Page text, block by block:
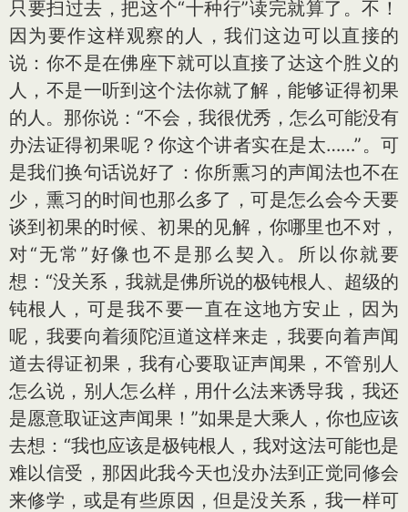
只要扫过去，把这个“十种行”读完就算了。不！
因为要作这样观察的人，我们这边可以直接的
说：你不是在佛座下就可以直接了达这个胜义的
人，不是一听到这个法你就了解，能够证得初果
的人。那你说：“不会，我很优秀，怎么可能没有
办法证得初果呢？你这个讲者实在是太……”。可
是我们换句话说好了：你所熏习的声闻法也不在
少，熏习的时间也那么多了，可是怎么会今天要
谈到初果的时候、初果的见解，你哪里也不对，
对“无常”好像也不是那么契入。所以你就要
想：“没关系，我就是佛所说的极钝根人、超级的
钝根人，可是我不要一直在这地方安止，因为
呢，我要向着须陀洹道这样来走，我要向着声闻
道去得证初果，我有心要取证声闻果，不管别人
怎么说，别人怎么样，用什么法来诱导我，我还
是愿意取证这声闻果！”如果是大乘人，你也应该
去想：“我也应该是极钝根人，我对这法可能也是
难以信受，那因此我今天也没办法到正觉同修会
来修学，或是有些原因，但是没关系，我一样可